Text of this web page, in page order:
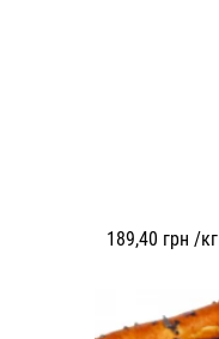
189,40 грн /кг